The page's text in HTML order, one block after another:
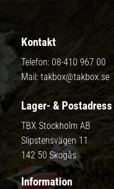
Kontakt
Telefon: 08-410 967 00
Mail: takbox@takbox.se
Lager- & Postadress
TBX Stockholm AB
Slipstensvägen 11
142 50 Skogås
Information